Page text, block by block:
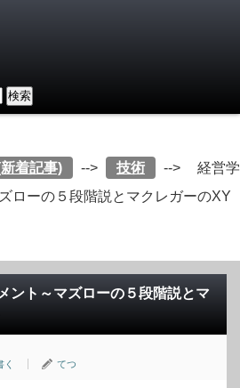
新着記事) --> 技術 -->
経営学
ローの５段階説とマクレガーのXY
ント～マズローの５段階説とマ
く てつ